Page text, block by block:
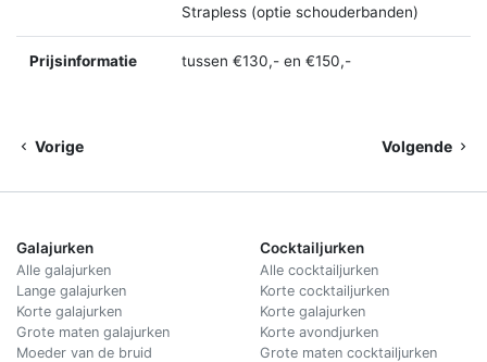
Strapless (optie schouderbanden)
Prijsinformatie tussen €130,- en €150,-
Vorige Volgende
Galajurken
Alle galajurken
Lange galajurken
Korte galajurken
Grote maten galajurken
Moeder van de bruid
Cocktailjurken
Alle cocktailjurken
Korte cocktailjurken
Korte galajurken
Korte avondjurken
Grote maten cocktailjurken